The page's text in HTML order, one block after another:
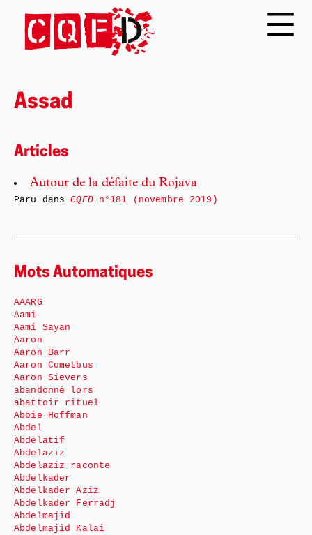
Assad
Articles
Autour de la défaite du Rojava
Paru dansCQFDn°181 (novembre 2019)
Mots Automatiques
AAARG
Aami
Aami Sayan
Aaron
Aaron Barr
Aaron Cometbus
Aaron Sievers
abandonné lors
abattoir rituel
Abbie Hoffman
Abdel
Abdelatif
Abdelaziz
Abdelaziz raconte
Abdelkader
Abdelkader Aziz
Abdelkader Ferradj
Abdelmajid
Abdelmajid Kalai